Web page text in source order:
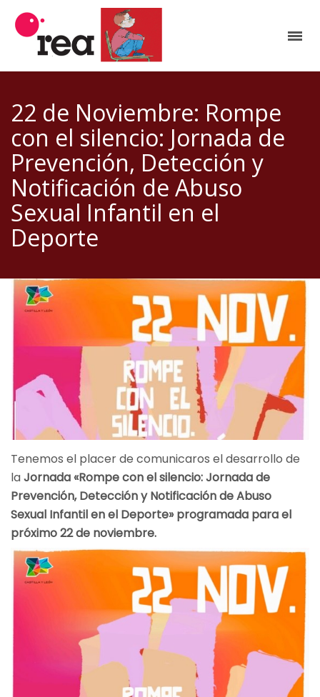
22 de Noviembre: Rompe
con el silencio: Jornada de
Prevención, Detección y
Notificación de Abuso
Sexual Infantil en el
Deporte
Tenemos el placer de comunicaros el desarrollo de
laJornada «Rompe con el silencio: Jornada de
Prevención, Detección y Notificación de Abuso
Sexual Infantil en el Deporte» programada para el
próximo22 de noviembre.